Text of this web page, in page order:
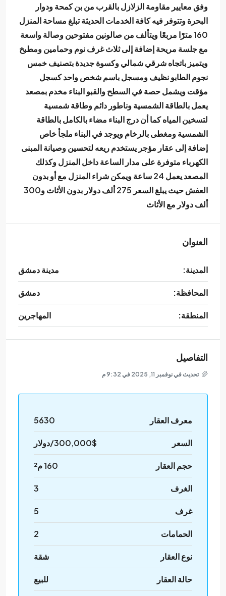
وفق معايير مقاومة الزلازل بالقرب من بن كمحة ودوار
البحرة وتتوفر فيه كافة الخدمات الحديثة تبلغ مساحة المنزل
160 مترًا مربعًا ويتألف من صالونين مفتوحين وصالة واسعة
مع جلسة مريحة إضافة إلى ثلاث غرف نوم وحمامين ومطبخ
ويتميز باتجاه شرقي شمالي وكسوة جديدة بتصنيف خمس
نجوم الطابو نظيف ومسجل باسم شخص واحد كسجل
مؤقت ويشمل حصة في السطح والقبو البناء مخدم بمصعد
يعمل بالطاقة الشمسية وناطور دائم وطاقة شمسية
لتسخين المياه كما أن درج البناء مضاء بالكامل بالطاقة
الشمسية ومغطى بالرخام ويوجد في البناء ملجأ خاص
إضافة إلى عقار مؤجر يستخدم ريعه لتحسين وصيانة المبنى
الكهرباء متوفرة على مدار الساعة داخل المنزل وكذلك
المصعد يعمل 24 ساعة ويمكن شراء المنزل مع أو بدون
العفش حيث يبلغ السعر 275 ألف دولار بدون الأثاث و300
ألف دولار مع الأثاث
العنوان
المدينة: مدينة دمشق
المحافظة: دمشق
المنطقة: المهاجرين
التفاصيل
تحديث في نوفمبر 11, 2025 في 9:32 م
معرف العقار 5630
السعر 300,000$/دولار
حجم العقار 160 م²
الغرف 3
غرف 5
الحمامات 2
نوع العقار شقة
حالة العقار للبيع